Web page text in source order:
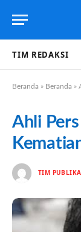
TIM REDAKSI
Beranda » Beranda »
Ahli
TIM PUBLIKA